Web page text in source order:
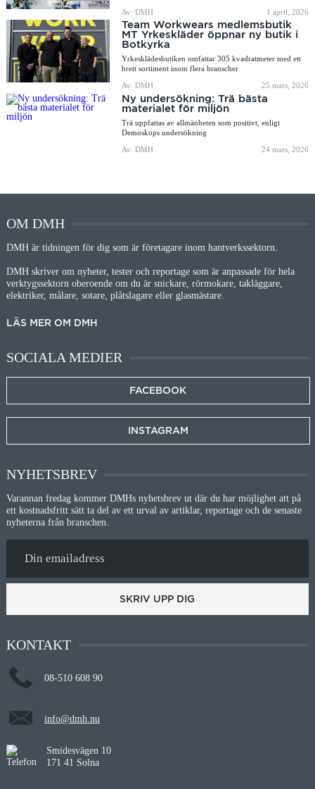
Av: DMH
1 april, 2026
Team Workwears medlemsbutik
MT Yrkeskläder öppnar ny butik i
Botkyrka
Yrkesklädesbutiken omfattar 305 kvadratmeter med ett
brett sortiment inom flera branscher
Av: DMH
25 mars, 2026
Ny undersökning: Trä bästa
materialet för miljön
Trä uppfattas av allmänheten som positivt, enligt
Demoskops undersökning
Av: DMH
24 mars, 2026
OM DMH
DMH är tidningen för dig som är företagare inom hantverkssektorn.
DMH skriver om nyheter, tester och reportage som är anpassade för hela
verktygssektorn oberoende om du är snickare, rörmokare, takläggare,
elektriker, målare, sotare, plåtslagare eller glasmästare.
LÄS MER OM DMH
SOCIALA MEDIER
FACEBOOK
INSTAGRAM
NYHETSBREV
Varannan fredag kommer DMHs nyhetsbrev ut där du har möjlighet att på
ett kostnadsfritt sätt ta del av ett urval av artiklar, reportage och de senaste
nyheterna från branschen.
SKRIV UPP DIG
KONTAKT
08-510 608 90
info@dmh.nu
Smidesvägen 10
171 41 Solna